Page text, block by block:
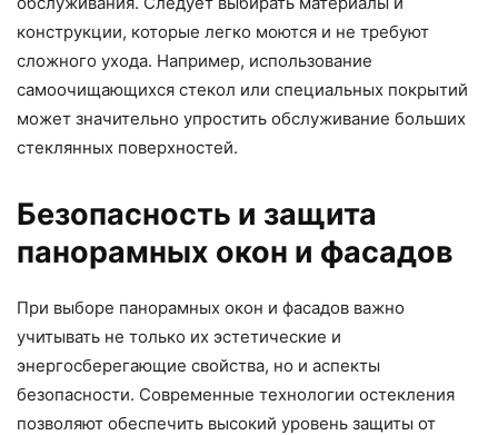
конструкции, которые легко моются и не требуют
сложного ухода. Например, использование
самоочищающихся стекол или специальных покрытий
может значительно упростить обслуживание больших
стеклянных поверхностей.
Безопасность и защита
панорамных окон и фасадов
При выборе панорамных окон и фасадов важно
учитывать не только их эстетические и
энергосберегающие свойства, но и аспекты
безопасности. Современные технологии остекления
позволяют обеспечить высокий уровень защиты от